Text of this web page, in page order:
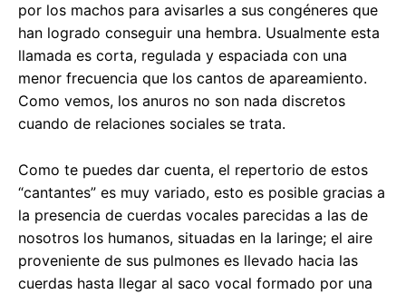
por los machos para avisarles a sus congéneres que
han logrado conseguir una hembra. Usualmente esta
llamada es corta, regulada y espaciada con una
menor frecuencia que los cantos de apareamiento.
Como vemos, los anuros no son nada discretos
cuando de relaciones sociales se trata.
Como te puedes dar cuenta, el repertorio de estos
“cantantes” es muy variado, esto es posible gracias a
la presencia de cuerdas vocales parecidas a las de
nosotros los humanos, situadas en la laringe; el aire
proveniente de sus pulmones es llevado hacia las
cuerdas hasta llegar al saco vocal formado por una